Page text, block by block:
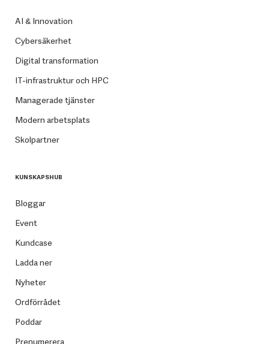
AI & Innovation
Cybersäkerhet
Digital transformation
IT-infrastruktur och HPC
Managerade tjänster
Modern arbetsplats
Skolpartner
KUNSKAPSHUB
Bloggar
Event
Kundcase
Ladda ner
Nyheter
Ordförrådet
Poddar
Prenumerera